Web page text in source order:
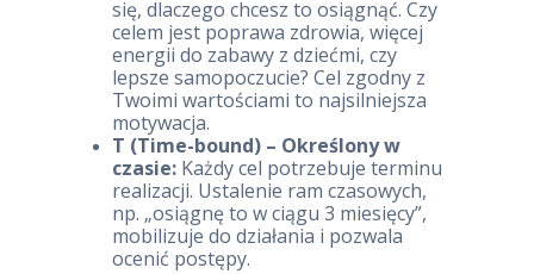
się, dlaczego chcesz to osiągnąć. Czy
celem jest poprawa zdrowia, więcej
energii do zabawy z dziećmi, czy
lepsze samopoczucie? Cel zgodny z
Twoimi wartościami to najsilniejsza
motywacja.
T (Time-bound) – Określony w
czasie:Każdy cel potrzebuje terminu
realizacji. Ustalenie ram czasowych,
np. „osiągnę to w ciągu 3 miesięcy”,
mobilizuje do działania i pozwala
ocenić postępy.